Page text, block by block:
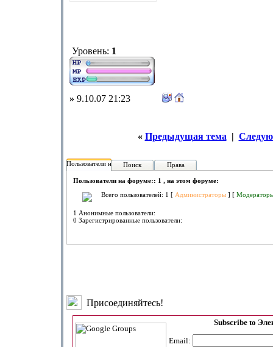
Уровень: 1
» 9.10.07 21:23
« Предыдущая тема |
Пользователи на форуме:
Поиск Права
Пользователи на форуме:: 1 , на этом форуме:
Всего пользователей: 1 [ Администраторы ] [
1 Анонимные пользователи:
0 Зарегистрированные пользователи:
Присоединяйтесь!
Subscribe to
Email: